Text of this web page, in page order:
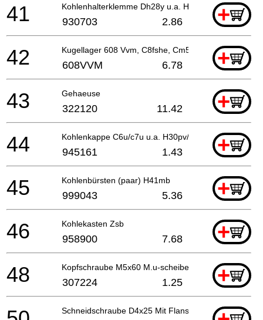
Kohlenhalterklemme Dh28y u.a. H30pv/vb16y/
+
41 930703 2.86
Kugellager 608 Vvm, C8fshe, Cm5sb, C8fse, H41mb
+
42 608VVM 6.78
Gehaeuse +
43 322120 11.42
Kohlenkappe C6u/c7u u.a. H30pv/dh30pc/ H41mb/
+
44 945161 1.43
Kohlenbürsten (paar) H41mb +
45 999043 5.36
Kohlekasten Zsb +
46 958900 7.68
Kopfschraube M5x60 M.u-scheibe (schwarz)
+
48 307224 1.25
Schneidschraube D4x25 Mit Flansch (schwarz), H41m